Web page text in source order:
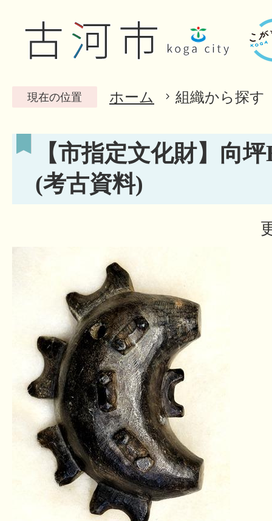
現在の位置 ホーム 組織から探す
【市指定文化財】向
(考古資料)